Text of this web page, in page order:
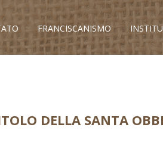
FRANCISCANISMO
DELLA SANTA